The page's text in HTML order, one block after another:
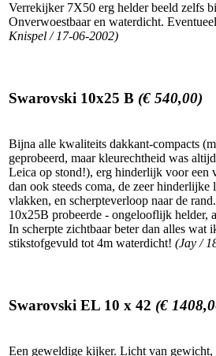
Verrekijker 7X50 erg helder beeld zelfs
Onverwoestbaar en waterdicht.
Knispel / 17-06-2002)
Swarovski 10x25 B (€ 540,00)
Bijna alle kwaliteits dakkant-compacts
geprobeerd, maar kleurechtheid was
Leica op stond!), erg hinderlijk voor een
dan ook steeds coma, de zeer
vlakken, en scherpteverloop naar de
10x25B probeerde - ongelooflijk helder,
In scherpte zichtbaar beter dan alles wat
stikstofgevuld tot 4m waterdicht! (Jay /
Swarovski EL 10 x 42 (€
Een geweldige kijker. Licht van gewicht,